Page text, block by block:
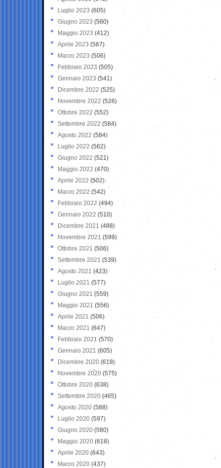
Luglio 2023 (605)
Giugno 2023 (560)
Maggio 2023 (412)
Aprile 2023 (567)
Marzo 2023 (506)
Febbraio 2023 (505)
Gennaio 2023 (541)
Dicembre 2022 (525)
Novembre 2022 (526)
Ottobre 2022 (552)
Settembre 2022 (584)
Agosto 2022 (584)
Luglio 2022 (562)
Giugno 2022 (521)
Maggio 2022 (470)
Aprile 2022 (502)
Marzo 2022 (542)
Febbraio 2022 (494)
Gennaio 2022 (510)
Dicembre 2021 (488)
Novembre 2021 (599)
Ottobre 2021 (506)
Settembre 2021 (539)
Agosto 2021 (423)
Luglio 2021 (577)
Giugno 2021(559)
Maggio 2021 (556)
Aprile 2021 (506)
Marzo 2021 (647)
Febbraio 2021 (570)
Gennaio 2021 (605)
Dicembre 2020 (619)
Novembre 2020 (575)
Ottobre 2020 (638)
Settembre 2020(465)
Agosto 2020 (588)
Luglio 2020 (597)
Giugno 2020 (580)
Maggio 2020 (618)
Aprile 2020 (643)
Marzo 2020 (437)